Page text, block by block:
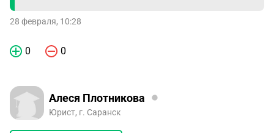
28 февраля, 10:28
0 0
Алеся Плотникова
Юрист, г. Саранск